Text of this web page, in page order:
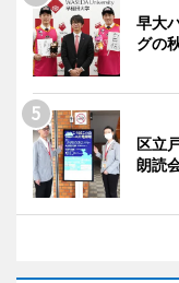
早大
グの
区立
朗読